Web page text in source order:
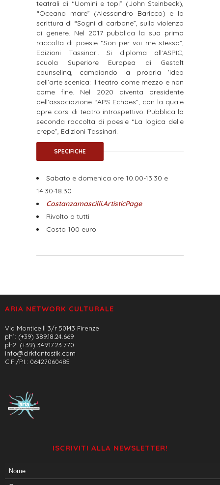
teatrali di “Uomini e topi” (John Steinbeck),
“Oceano mare” (Alessandro Baricco) e la
scrittura di “Sogni di carbone”, sulla violenza
di genere. Nel 2017 pubblica la sua prima
raccolta di poesie “Son per voi me stessa”,
Edizioni Tassinari. Si diploma all’ASPIC,
scuola Superiore Europea di Gestalt
counseling, cambiando la propria ’idea
dell’arte scenica: il teatro come mezzo e non
come fine. Nel 2020 diventa presidente
dell’associazione “APS Echoes”, con la quale
apre corsi di teatro introspettivo. Pubblica la
seconda raccolta di poesie “La logica delle
crepe”, Edizioni Tassinari.
SPECIFICHE
Sabato e domenica ore 10.00-13.30 e
14.30-18.30
Costanzamascilli.ArtisticPage
Rivolto a tutti
Costo 100 euro
ARIA NETWORK CULTURALE
Via Monticelli 3/r 50143 Firenze
ph1: (+39) 389.18.24.669
ph2: (+39) 349.17.23.770
info@cirkfantastik.com
C.F./P.I.: 06427060485
ISCRIVITI ALLA NEWSLETTER!